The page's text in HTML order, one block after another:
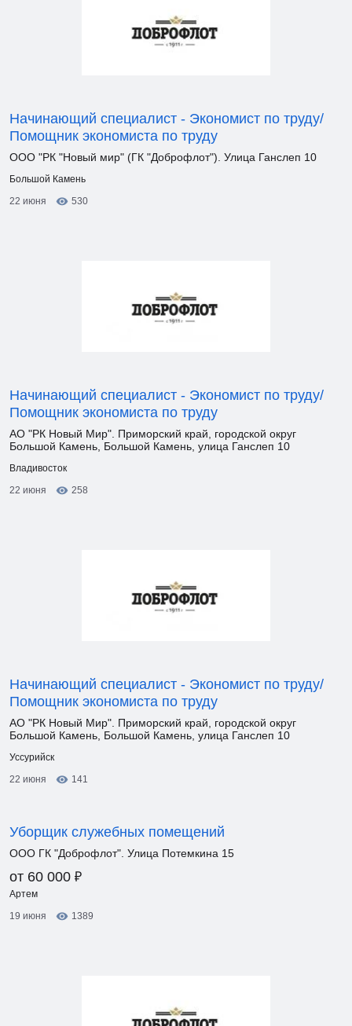
Начинающий специалист - Экономист по труду/
Помощник экономиста по труду
ООО "РК "Новый мир" (ГК "Доброфлот"). Улица Ганслеп 10
Большой Камень
22 июня
530
Начинающий специалист - Экономист по труду/
Помощник экономиста по труду
АО "РК Новый Мир". Приморский край, городской округ
Большой Камень, Большой Камень, улица Ганслеп 10
Владивосток
22 июня
258
Начинающий специалист - Экономист по труду/
Помощник экономиста по труду
АО "РК Новый Мир". Приморский край, городской округ
Большой Камень, Большой Камень, улица Ганслеп 10
Уссурийск
22 июня
141
Уборщик служебных помещений
ООО ГК "Доброфлот". Улица Потемкина 15
от 60 000 ₽
Артем
19 июня
1389